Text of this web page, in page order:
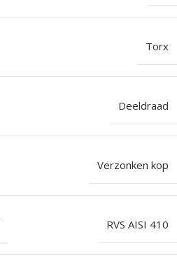
Torx
Deeldraad
Verzonken kop
RVS AISI 410